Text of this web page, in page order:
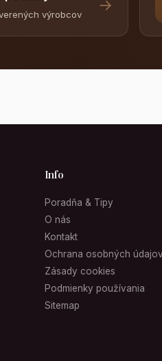
výrobcov
→
Info
Poradňa & Tipy
O nás
Kontakt
Ochrana osobných údajov
Zásady cookies
Podmienky používania
Sitemap